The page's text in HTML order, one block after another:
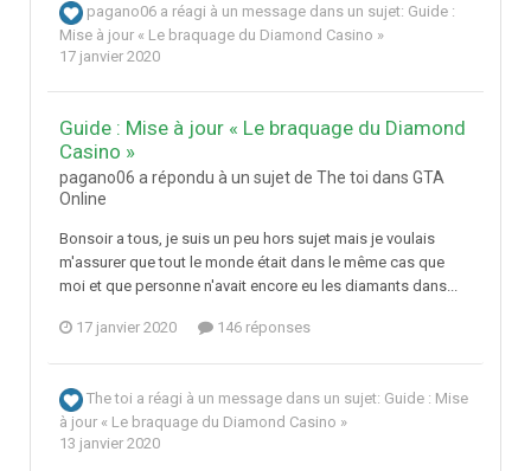
pagano06 a réagi à un message dans un sujet: Guide :
Mise à jour « Le braquage du Diamond Casino »
17 janvier 2020
Guide : Mise à jour « Le braquage du Diamond
Casino »
pagano06 a répondu à un sujet de The toi dans GTA
Online
Bonsoir a tous, je suis un peu hors sujet mais je voulais
m'assurer que tout le monde était dans le même cas que
moi et que personne n'avait encore eu les diamants dans...
17 janvier 2020 146 réponses
The toi a réagi à un message dans un sujet: Guide : Mise
à jour « Le braquage du Diamond Casino »
13 janvier 2020